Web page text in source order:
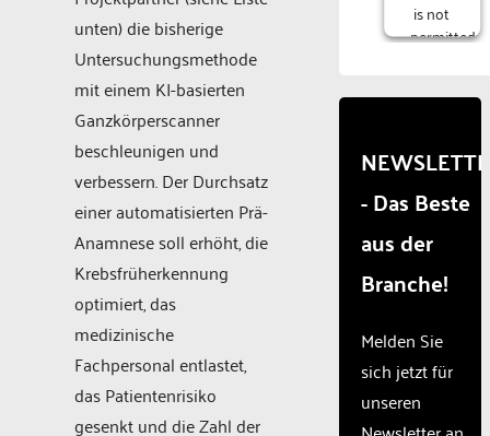
unten) die bisherige
Untersuchungsmethode
mit einem KI-basierten
Ganzkörperscanner
beschleunigen und
verbessern. Der Durchsatz
einer automatisierten Prä-
Anamnese soll erhöht, die
Krebsfrüherkennung
optimiert, das
medizinische
Fachpersonal entlastet,
das Patientenrisiko
gesenkt und die Zahl der
is not
permitted
due to
that
are
not
disclosed
to the
The
owner
needs
to
setup
the
- Das Beste
aus der
Branche!
Melden Sie
sich jetzt für
unseren